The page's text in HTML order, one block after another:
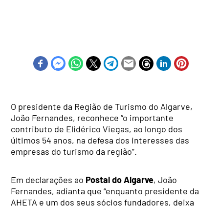
O presidente da Região de Turismo do Algarve,
João Fernandes, reconhece “o importante
contributo de Elidérico Viegas, ao longo dos
últimos 54 anos, na defesa dos interesses das
empresas do turismo da região”.
Em declarações ao Postal do Algarve, João
Fernandes, adianta que “enquanto presidente da
AHETA e um dos seus sócios fundadores, deixa